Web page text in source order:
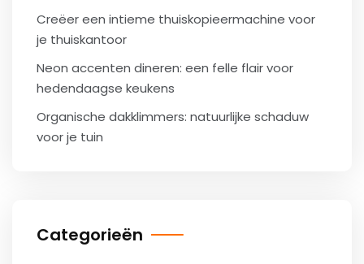
Creëer een intieme thuiskopieermachine voor
je thuiskantoor
Neon accenten dineren: een felle flair voor
hedendaagse keukens
Organische dakklimmers: natuurlijke schaduw
voor je tuin
Categorieën